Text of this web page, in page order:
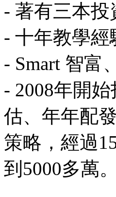
- 著有三本
- 十年教學
- Smart 智富
- 2008年開
估、年年配
策略，經過
到5000多萬。